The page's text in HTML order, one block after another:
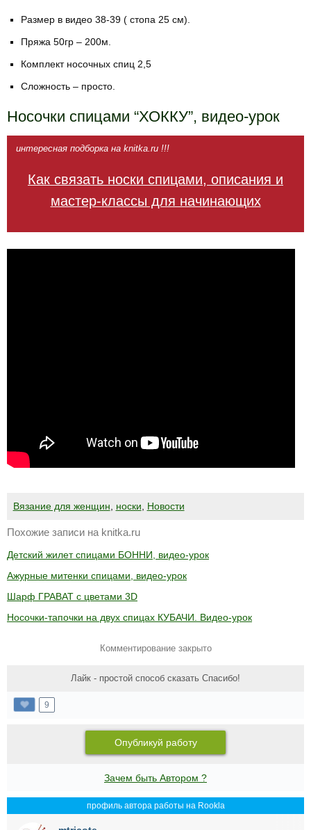
Размер в видео 38-39 ( стопа 25 см).
Пряжа 50гр – 200м.
Комплект носочных спиц 2,5
Сложность – просто.
Носочки спицами “ХОККУ”, видео-урок
интересная подборка на knitka.ru !!!
Как связать носки спицами, описания и
мастер-классы для начинающих
Вязание для женщин, носки, Новости
Похожие записи на knitka.ru
Детский жилет спицами БОННИ, видео-урок
Ажурные митенки спицами, видео-урок
Шарф ГРАВАТ с цветами 3D
Носочки-тапочки на двух спицах КУБАЧИ. Видео-урок
Комментирование закрыто
Лайк - простой способ сказать Спасибо!
9
Опубликуй работу
Зачем быть Автором ?
профиль автора работы на Rookla